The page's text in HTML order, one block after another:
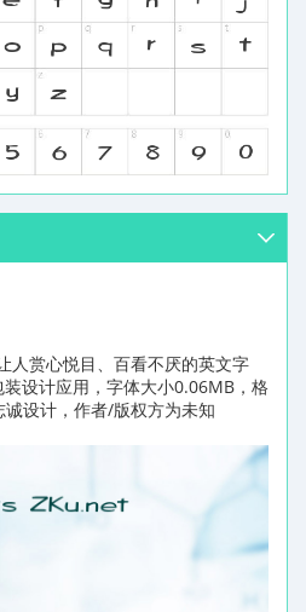
人赏心悦目、百看不厌的英文字
设计应用，字体大小0.06MB，格
设计，作者/版权方为未知